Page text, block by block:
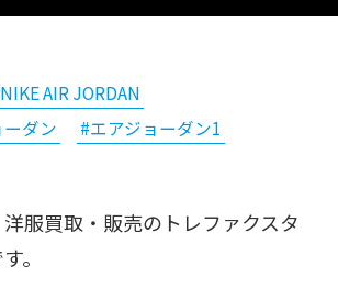
AIR JORDAN
ダン
#エアジョーダン1
服買取・販売のトレファクスタ
。